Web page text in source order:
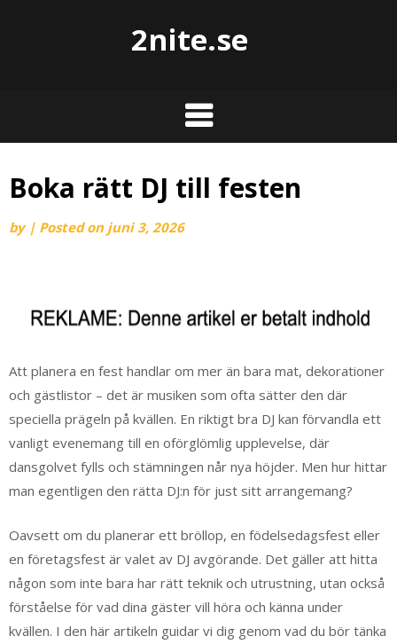
2nite.se
Boka rätt DJ till festen
by | Posted on juni 3, 2026
Att planera en fest handlar om mer än bara mat, dekorationer
och gästlistor – det är musiken som ofta sätter den där
speciella prägeln på kvällen. En riktigt bra DJ kan förvandla ett
vanligt evenemang till en oförglömlig upplevelse, där
dansgolvet fylls och stämningen når nya höjder. Men hur hittar
man egentligen den rätta DJ:n för just sitt arrangemang?
Oavsett om du planerar ett bröllop, en födelsedagsfest eller
en företagsfest är valet av DJ avgörande. Det gäller att hitta
någon som inte bara har rätt teknik och utrustning, utan också
förståelse för vad dina gäster vill höra och känna under
kvällen. I den här artikeln guidar vi dig genom vad du bör tänka